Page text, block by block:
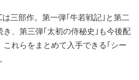
は三部作。第一弾｢牛若戦記｣と第二
、第三弾｢太初の侍秘史｣も今後配
れらをまとめて入手できる｢シー